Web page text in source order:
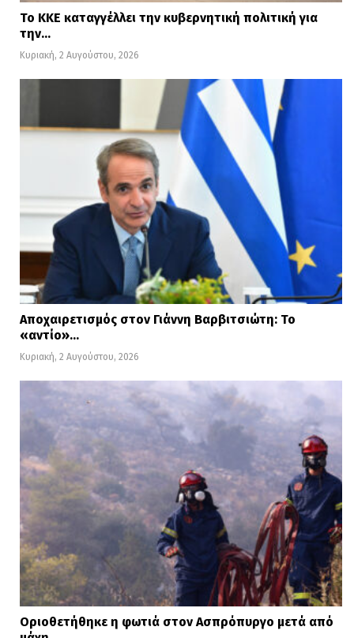
Το ΚΚΕ καταγγέλλει την κυβερνητική πολιτική για
την…
Κυριακή, 2 Αυγούστου, 2026
Αποχαιρετισμός στον Γιάννη Βαρβιτσιώτη: Το
«αντίο»…
Κυριακή, 2 Αυγούστου, 2026
Οριοθετήθηκε η φωτιά στον Ασπρόπυργο μετά από